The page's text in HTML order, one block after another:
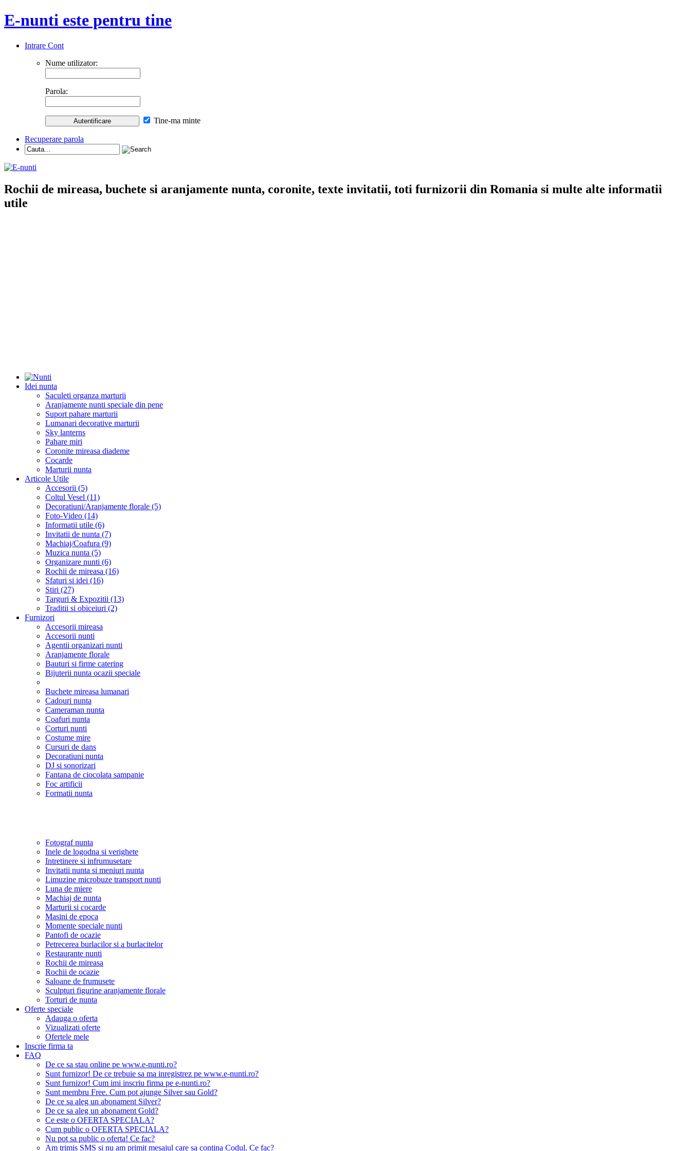
E-nunti este pentru tine
Intrare Cont
Nume utilizator:
Parola:
Tine-ma minte
Recuperare parola
Rochii de mireasa, buchete si aranjamente nunta, coronite, texte invitatii, toti furnizorii din Romania si multe alte informatii
utile
Idei nunta
Saculeti organza marturii
Aranjamente nunti speciale din pene
Suport pahare marturii
Lumanari decorative marturii
Sky lanterns
Pahare miri
Coronite mireasa diademe
Cocarde
Marturii nunta
Articole Utile
Accesorii (5)
Coltul Vesel (11)
Decoratiuni/Aranjamente florale (5)
Foto-Video (14)
Informatii utile (6)
Invitatii de nunta (7)
Machiaj/Coafura (9)
Muzica nunta (5)
Organizare nunti (6)
Rochii de mireasa (16)
Sfaturi si idei (16)
Stiri (27)
Targuri & Expozitii (13)
Traditii si obiceiuri (2)
Furnizori
Accesorii mireasa
Accesorii nunti
Agentii organizari nunti
Aranjamente florale
Bauturi si firme catering
Bijuterii nunta ocazii speciale
Buchete mireasa lumanari
Cadouri nunta
Cameraman nunta
Coafuri nunta
Corturi nunti
Costume mire
Cursuri de dans
Decoratiuni nunta
DJ si sonorizari
Fantana de ciocolata sampanie
Foc artificii
Formatii nunta
Fotograf nunta
Inele de logodna si verighete
Intretinere si infrumusetare
Invitatii nunta si meniuri nunta
Limuzine microbuze transport nunti
Luna de miere
Machiaj de nunta
Marturii si cocarde
Masini de epoca
Momente speciale nunti
Pantofi de ocazie
Petrecerea burlacilor si a burlacitelor
Restaurante nunti
Rochii de mireasa
Rochii de ocazie
Saloane de frumusete
Sculpturi figurine aranjamente florale
Torturi de nunta
Oferte speciale
Adauga o oferta
Vizualizati oferte
Ofertele mele
Inscrie firma ta
FAQ
De ce sa stau online pe www.e-nunti.ro?
Sunt furnizor! De ce trebuie sa ma inregistrez pe www.e-nunti.ro?
Sunt furnizor! Cum imi inscriu firma pe e-nunti.ro?
Sunt membru Free. Cum pot ajunge Silver sau Gold?
De ce sa aleg un abonament Silver?
De ce sa aleg un abonament Gold?
Ce este o OFERTA SPECIALA?
Cum public o OFERTA SPECIALA?
Nu pot sa public o oferta! Ce fac?
Am trimis SMS si nu am primit mesajul care sa contina Codul. Ce fac?